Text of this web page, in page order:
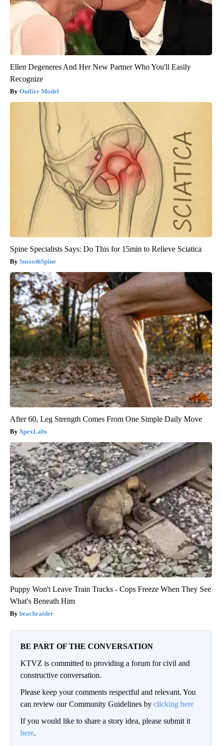
Ellen Degeneres And Her New Partner Who You'll Easily
Recognize
Outlier Model
Spine Specialists Says: Do This for 15min to Relieve Sciatica
SmoothSpine
After 60, Leg Strength Comes From One Simple Daily Move
ApexLabs
Puppy Won't Leave Train Tracks - Cops Freeze When They See
What's Beneath Him
beachraider
BE PART OF THE CONVERSATION
KTVZ is committed to providing a forum for civil and
constructive conversation.
Please keep your comments respectful and relevant. You
can review our Community Guidelines by clicking here
If you would like to share a story idea, please submit it
here.